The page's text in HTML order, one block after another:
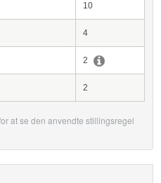
10
4
2
2
at se den anvendte stillingsregel